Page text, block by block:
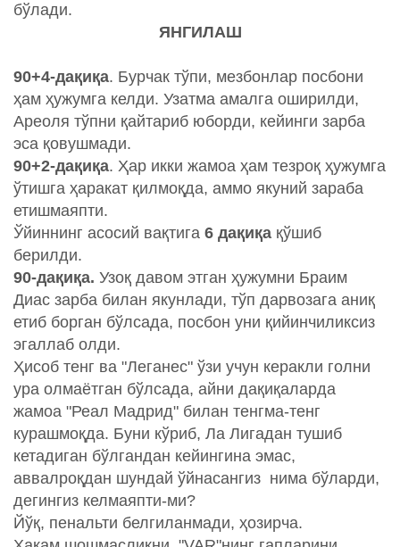
бўлади.
ЯНГИЛАШ
90+4-дақиқа. Бурчак тўпи, мезбонлар посбони
ҳам ҳужумга келди. Узатма амалга оширилди,
Ареоля тўпни қайтариб юборди, кейинги зарба
эса қовушмади.
90+2-дақиқа. Ҳар икки жамоа ҳам тезроқ ҳужумга
ўтишга ҳаракат қилмоқда, аммо якуний зараба
етишмаяпти.
Ўйиннинг асосий вақтига 6 дақиқа қўшиб
берилди.
90-дақиқа. Узоқ давом этган ҳужумни Браим
Диас зарба билан якунлади, тўп дарвозага аниқ
етиб борган бўлсада, посбон уни қийинчиликсиз
эгаллаб олди.
Ҳисоб тенг ва "Леганес" ўзи учун керакли голни
ура олмаётган бўлсада, айни дақиқаларда
жамоа "Реал Мадрид" билан тенгма-тенг
курашмоқда. Буни кўриб, Ла Лигадан тушиб
кетадиган бўлгандан кейингина эмас,
аввалроқдан шундай ўйнасангиз нима бўларди,
дегингиз келмаяпти-ми?
Йўқ, пенальти белгиланмади, ҳозирча.